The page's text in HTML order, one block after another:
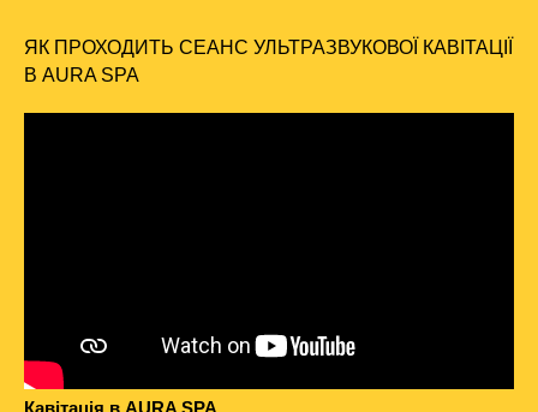
ЯК ПРОХОДИТЬ СЕАНС УЛЬТРАЗВУКОВОЇ КАВІТАЦІЇ
В AURA SPA